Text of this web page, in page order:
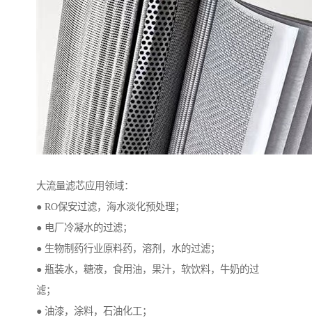
大流量滤芯应用领域：
● RO保安过滤，海水淡化预处理；
● 电厂冷凝水的过滤；
● 生物制药行业原料药，溶剂，水的过滤；
● 瓶装水，糖液，食用油，果汁，软饮料，牛奶的过
滤；
● 油漆，涂料，石油化工；